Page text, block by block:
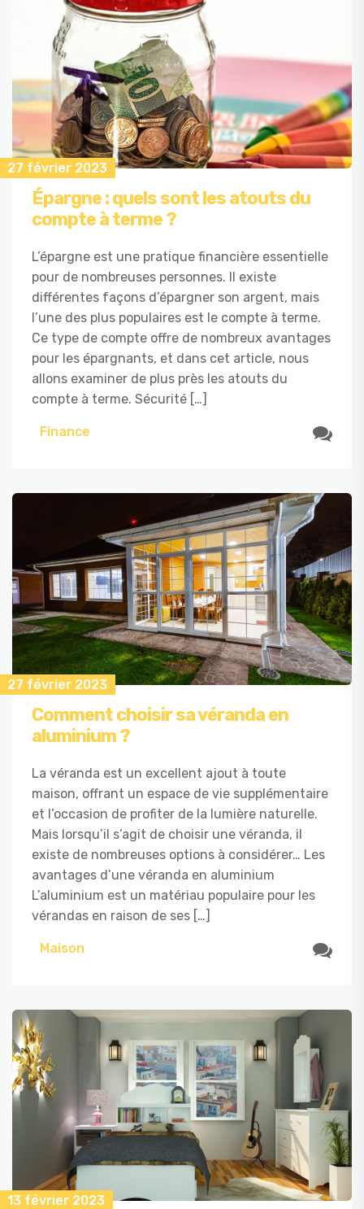
27 février 2023
Épargne : quels sont les atouts du
compte à terme ?
L’épargne est une pratique financière essentielle
pour de nombreuses personnes. Il existe
différentes façons d’épargner son argent, mais
l’une des plus populaires est le compte à terme.
Ce type de compte offre de nombreux avantages
pour les épargnants, et dans cet article, nous
allons examiner de plus près les atouts du
compte à terme. Sécurité […]
Finance
27 février 2023
Comment choisir sa véranda en
aluminium ?
La véranda est un excellent ajout à toute
maison, offrant un espace de vie supplémentaire
et l’occasion de profiter de la lumière naturelle.
Mais lorsqu’il s’agit de choisir une véranda, il
existe de nombreuses options à considérer… Les
avantages d’une véranda en aluminium
L’aluminium est un matériau populaire pour les
vérandas en raison de ses […]
Maison
13 février 2023